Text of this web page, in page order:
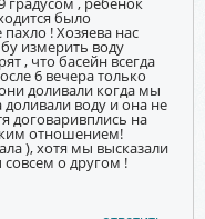
было
! Хозяева нас
измерить воду
, что басейн всегда
6 вечера только
доливали когда мы
доливали воду и она не
договаривплись на
отношением!
), хотя мы высказали
о другом !